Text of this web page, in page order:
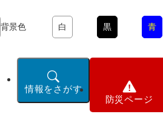
背景色 白 黒 青
情報をさがす
防災ページ